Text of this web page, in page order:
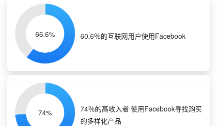
66.6% 60.6％的互联网用户使用Facebook
74%
74％的高收入者 使用Facebook寻找购买
的多样化产品